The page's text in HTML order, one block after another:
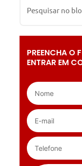
PREENCHA O
ENTRAR EM